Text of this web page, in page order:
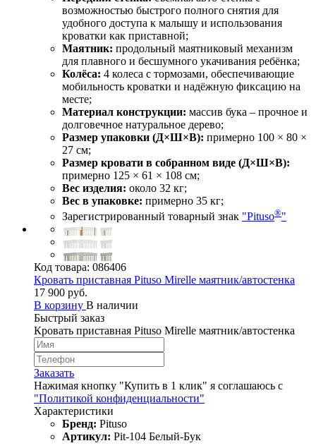
возможностью быстрого полного снятия для
удобного доступа к малышу и использования
кроватки как приставной;
Маятник: продольный маятниковый механизм
для плавного и бесшумного укачивания ребёнка;
Колёса: 4 колеса с тормозами, обеспечивающие
мобильность кроватки и надёжную фиксацию на
месте;
Материал конструкции: массив бука – прочное и
долговечное натуральное дерево;
Размер упаковки (Д×Ш×В): примерно 100 × 80 ×
27 см;
Размер кровати в собранном виде (Д×Ш×В):
примерно 125 × 61 × 108 см;
Вес изделия: около 32 кг;
Вес в упаковке: примерно 35 кг;
Зарегистрированный товарный знак "Pituso®"
Код товара: 086406
Кровать приставная Pituso Mirelle маятник/автостенка
17 900 руб.
В корзину В наличии
Быстрый заказ
Кровать приставная Pituso Mirelle маятник/автостенка
Заказать
Нажимая кнопку "Купить в 1 клик" я соглашаюсь с
"Политикой конфиденциальности"
Характеристики
Бренд: Pituso
Артикул: Pit-104 Белый-Бук